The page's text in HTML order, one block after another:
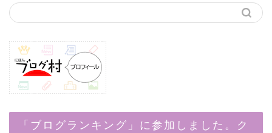
「ブログランキング」に参加しました。ク